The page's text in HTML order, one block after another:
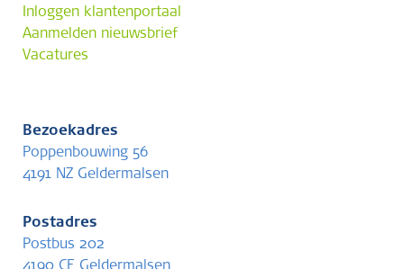
Inloggen klantenportaal
Aanmelden nieuwsbrief
Vacatures
Bezoekadres
Poppenbouwing 56
4191 NZ Geldermalsen
Postadres
Postbus 202